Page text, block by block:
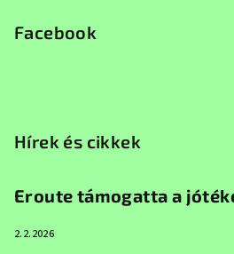
Facebook
Hírek és cikkek
Eroute támogatta a
2.2.2026